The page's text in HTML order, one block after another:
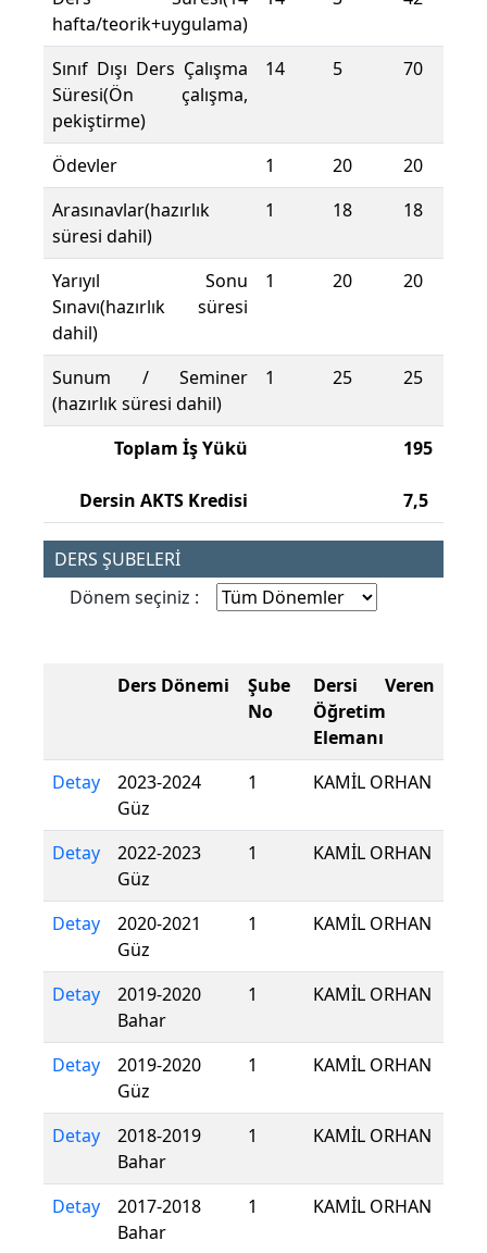
hafta/teorik+uygulama)
Sınıf Dışı Ders Çalışma
Süresi(Ön çalışma,
pekiştirme)
14 5 70
Ödevler 1 20
20
Arasınavlar(hazırlık
süresi dahil)
1 18 18
Yarıyıl Sonu
Sınavı(hazırlık süresi
dahil)
1 20 20
Sunum / Seminer
(hazırlık süresi dahil)
1 25 25
Toplam İş Yükü
Dersin AKTS Kredisi
195
7,5
DERS ŞUBELERİ
Dönem seçiniz :
Ders Dönemi
Şube
No
Dersi Veren
Öğretim
Elemanı
Detay
2023-2024
Güz
1 KAMİL ORHAN
Detay
2022-2023
Güz
1 KAMİL ORHAN
Detay
2020-2021
Güz
1 KAMİL ORHAN
Detay
2019-2020
Bahar
1 KAMİL ORHAN
Detay
2019-2020
Güz
1 KAMİL ORHAN
Detay
2018-2019
Bahar
1 KAMİL ORHAN
Detay
2017-2018
Bahar
1 KAMİL ORHAN